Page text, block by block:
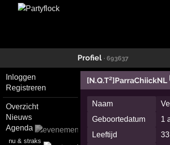
Profiel · 693637
Inloggen
Registreren
Overzicht
Nieuws
Agenda
nu & straks
[N.Q.T²]ParraChiickNL
Naam
Geboortedatum
1
Leeftijd
33